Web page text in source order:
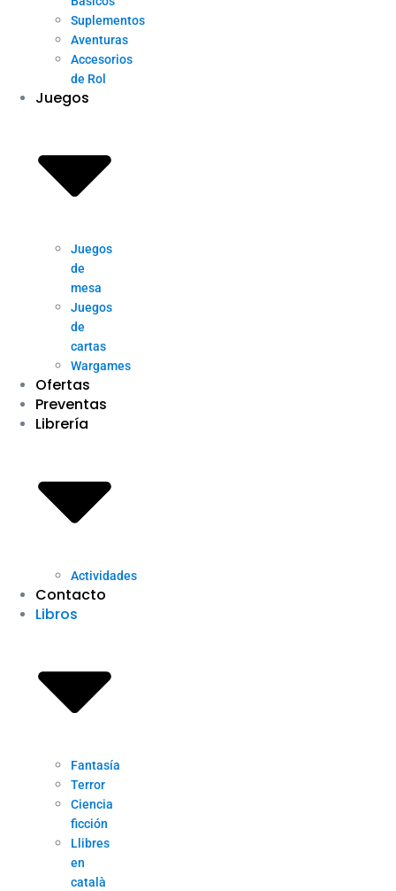
Suplementos
Aventuras
Accesorios
de Rol
Juegos
Juegos
de
mesa
Juegos
de
cartas
Wargames
Ofertas
Preventas
Librería
Actividades
Contacto
Libros
Fantasía
Terror
Ciencia
ficción
Llibres
en
català